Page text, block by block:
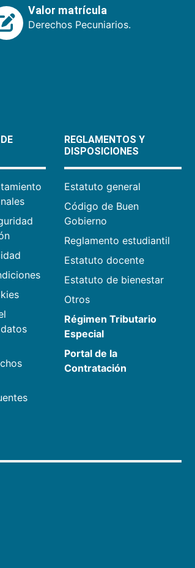
Valor matrícula
Derechos Pecuniarios.
REGLAMENTOS Y
DISPOSICIONES
Estatuto general
Código de Buen
Gobierno
Reglamento estudiantil
Estatuto docente
Estatuto de bienestar
Otros
Régimen Tributario
Especial
Portal de la
Contratación